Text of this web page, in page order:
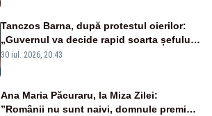
Tanczos Barna, după protestul oierilor:
„Guvernul va decide rapid soarta șefului
ANSVSA”
30 iul. 2026, 20:43
Ana Maria Păcuraru, la Miza Zilei:
”Românii nu sunt naivi, domnule premier